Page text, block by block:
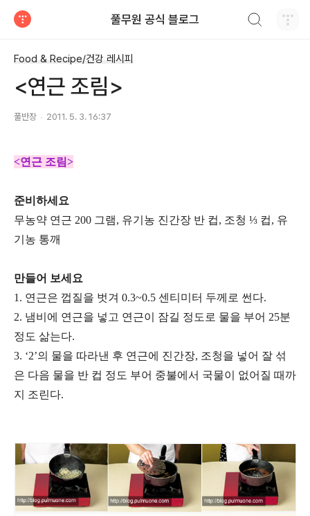
풀무원 공식 블로그
Food & Recipe/건강 레시피
<연근 조림>
풀반장 2011. 5. 3. 16:37
<연근 조림>
준비하세요
무농약 연근 200 그램, 유기농 진간장 반 컵, 조청 ⅓ 컵, 유
기농 통깨
만들어 보세요
1. 연근은 껍질을 벗겨 0.3~0.5 센티미터 두께로 썬다.
2. 냄비에 연근을 넣고 연근이 잠길 정도로 물을 부어 25분
정도 삶는다.
3. ‘2’의 물을 따라낸 후 연근에 진간장, 조청을 넣어 잘 섞
은 다음 물을 반 컵 정도 부어 중불에서 국물이 없어질 때까
지 조린다.